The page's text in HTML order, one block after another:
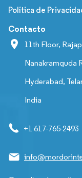
Política de
Contacto
11th Floor,
Nanakramguda
Hyderabad,
India
+1 617-765-2493